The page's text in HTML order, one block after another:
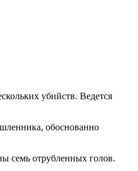
убийств. Ведется
обоснованно
семь отрубленных голов.